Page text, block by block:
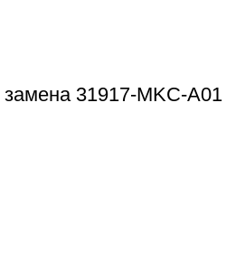
31917-MKC-A01